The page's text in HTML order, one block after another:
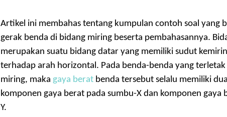
Artikel ini membahas tentang kumpulan contoh soal yang
gerak benda di bidang miring beserta pembahasannya.
merupakan suatu bidang datar yang memiliki sudut
terhadap arah horizontal. Pada benda-benda yang terletak
miring, maka gaya berat benda tersebut selalu memiliki
komponen gaya berat pada sumbu-X dan komponen gaya
Y.